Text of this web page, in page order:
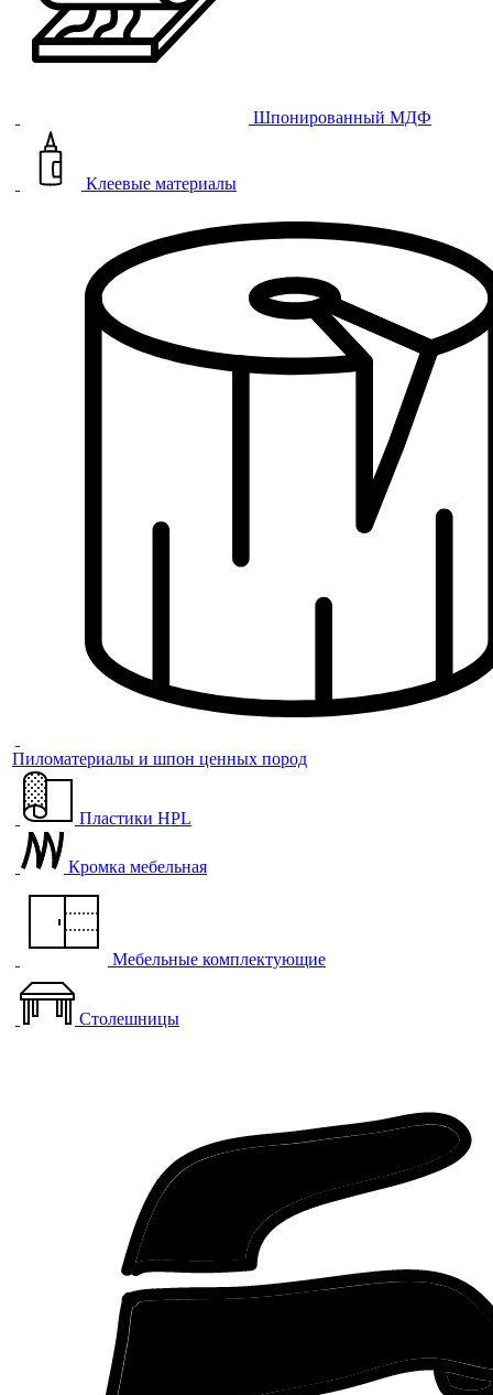
Шпонированный МДФ
Клеевые материалы
Пиломатериалы и шпон ценных пород
Пластики HPL
Кромка мебельная
Мебельные комплектующие
Столешницы